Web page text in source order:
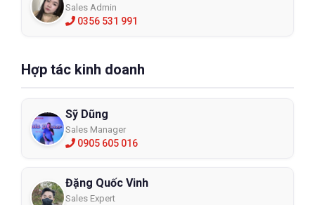
Sales Admin
0356 531 991
Hợp tác kinh doanh
Sỹ Dũng
Sales Manager
0905 605 016
Đặng Quốc Vinh
Sales Expert